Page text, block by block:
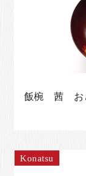
飯椀 茜 お
Konatsu